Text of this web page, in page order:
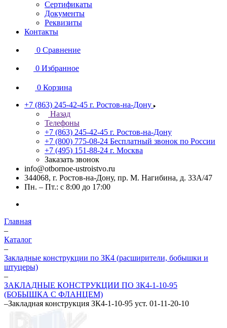
Сертификаты
Документы
Реквизиты
Контакты
0 Сравнение
0 Избранное
0 Корзина
+7 (863) 245-42-45 г. Ростов-на-Дону
Назад
Телефоны
+7 (863) 245-42-45 г. Ростов-на-Дону
+7 (800) 775-08-24 Бесплатный звонок по России
+7 (495) 151-88-24 г. Москва
Заказать звонок
info@otbornoe-ustroistvo.ru
344068, г. Ростов-на-Дону, пр. М. Нагибина, д. 33А/47
Пн. – Пт.: с 8:00 до 17:00
Главная
–
Каталог
–
Закладные конструкции по ЗК4 (расширители, бобышки и
штуцеры)
–
ЗАКЛАДНЫЕ КОНСТРУКЦИИ ПО ЗК4-1-10-95
(БОБЫШКА С ФЛАНЦЕМ)
–Закладная конструкция ЗК4-1-10-95 уст. 01-11-20-10